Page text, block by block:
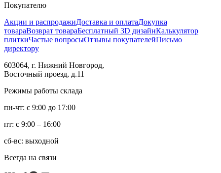
Покупателю
Акции и распродажиДоставка и оплатаДокупка
товараВозврат товараБесплатный 3D дизайнКалькулятор
плиткиЧастые вопросыОтзывы покупателейПисьмо
директору
603064, г. Нижний Новгород,
Восточный проезд, д.11
Режимы работы склада
пн-чт: с 9:00 до 17:00
пт: с 9:00 – 16:00
сб-вс: выходной
Всегда на связи